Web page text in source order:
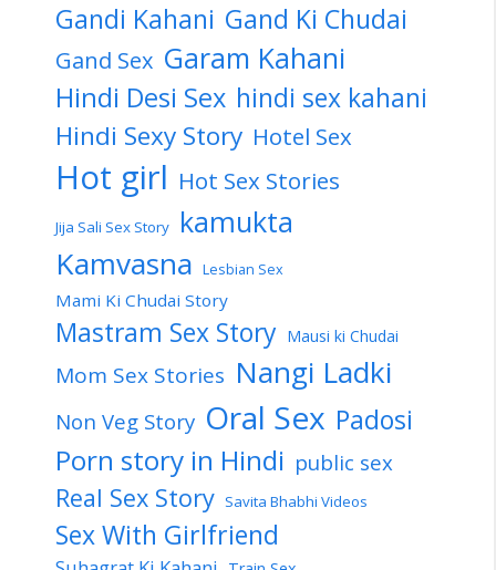
Gandi Kahani Gand Ki Chudai
Gand Sex Garam Kahani
Hindi Desi Sex hindi sex kahani
Hindi Sexy Story Hotel Sex
Hot girl Hot Sex Stories
Jija Sali Sex Story kamukta
Kamvasna Lesbian Sex
Mami Ki Chudai Story
Mastram Sex Story Mausi ki Chudai
Mom Sex Stories Nangi Ladki
Non Veg Story Oral Sex Padosi
Porn story in Hindi public sex
Real Sex Story Savita Bhabhi Videos
Sex With Girlfriend